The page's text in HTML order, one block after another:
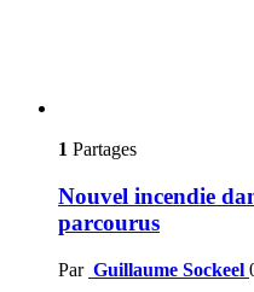
1 Partages
Nouvel incendie
parcourus
Par Guillaume Sockeel